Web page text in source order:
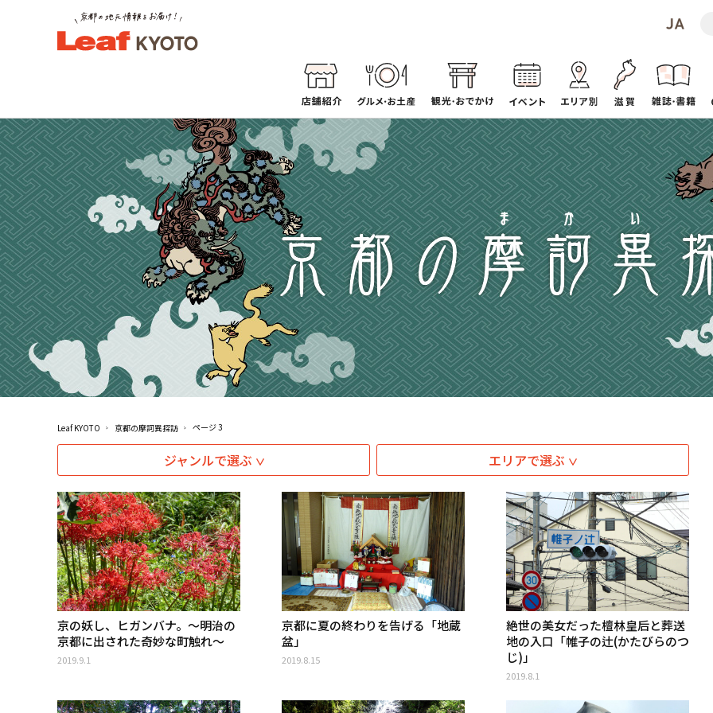
Leaf KYOTO 京都の摩訶異探訪 ページ 3
ジャンルで選ぶ エリアで選ぶ
京の妖し、ヒガンバナ。～明治の
京都に出された奇妙な町触れ～
2019.9.1
京都に夏の終わりを告げる「地蔵
盆」
2019.8.15
絶世の美女だった檀林皇后と葬送
地の入口「帷子の辻(かたびらのつ
じ)」
2019.8.1